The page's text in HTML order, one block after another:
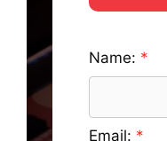
Name:
Email: